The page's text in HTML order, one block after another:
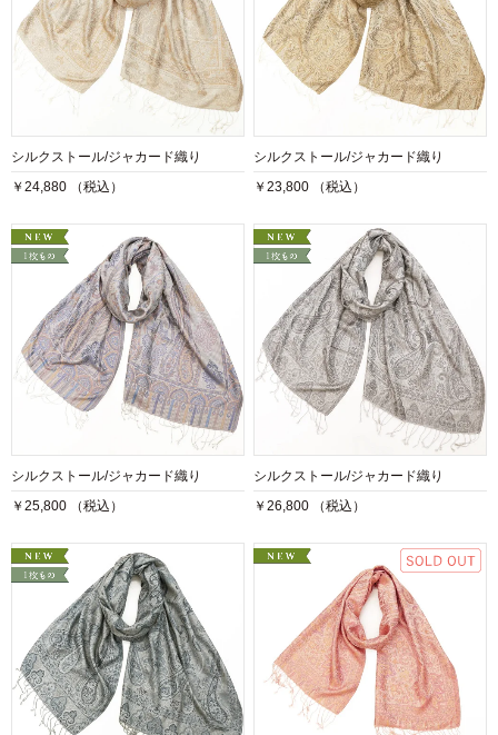
シルクストール/ジャカード織り
￥24,880 （税込）
シルクストール/ジャカード織り
￥23,800 （税込）
シルクストール/ジャカード織り
￥25,800 （税込）
シルクストール/ジャカード織り
￥26,800 （税込）